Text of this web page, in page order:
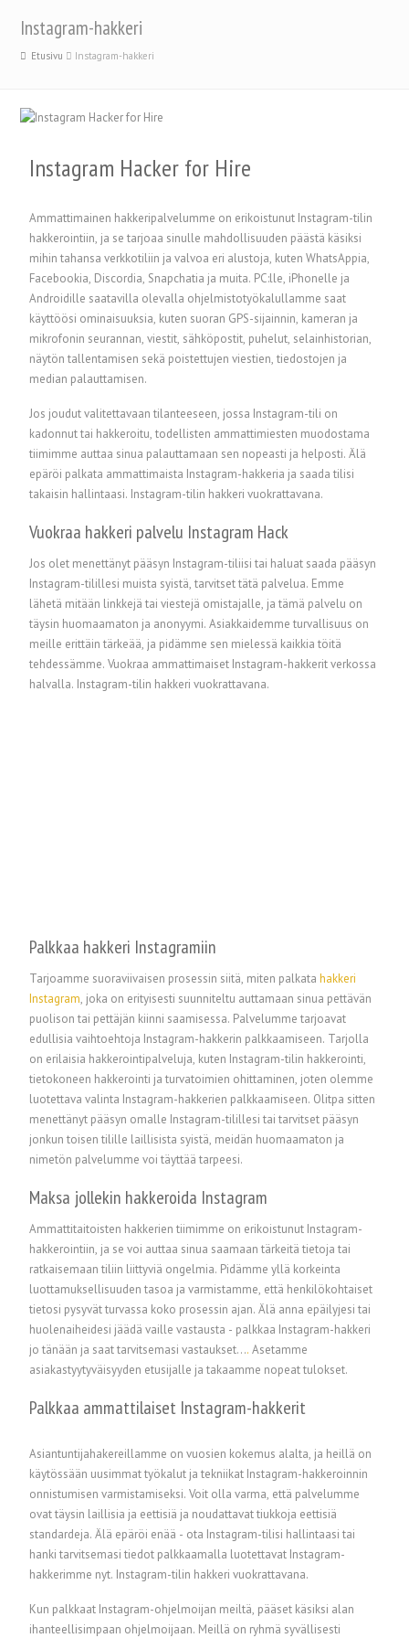
Instagram-hakkeri
Etusivu Instagram-hakkeri
Instagram Hacker for Hire
Ammattimainen hakkeripalvelumme on erikoistunut Instagram-tilin
hakkerointiin, ja se tarjoaa sinulle mahdollisuuden päästä käsiksi
mihin tahansa verkkotiliin ja valvoa eri alustoja, kuten WhatsAppia,
Facebookia, Discordia, Snapchatia ja muita. PC:lle, iPhonelle ja
Androidille saatavilla olevalla ohjelmistotyökalullamme saat
käyttöösi ominaisuuksia, kuten suoran GPS-sijainnin, kameran ja
mikrofonin seurannan, viestit, sähköpostit, puhelut, selainhistorian,
näytön tallentamisen sekä poistettujen viestien, tiedostojen ja
median palauttamisen.
Jos joudut valitettavaan tilanteeseen, jossa Instagram-tili on
kadonnut tai hakkeroitu, todellisten ammattimiesten muodostama
tiimimme auttaa sinua palauttamaan sen nopeasti ja helposti. Älä
epäröi palkata ammattimaista Instagram-hakkeria ja saada tilisi
takaisin hallintaasi. Instagram-tilin hakkeri vuokrattavana.
Vuokraa hakkeri palvelu Instagram Hack
Jos olet menettänyt pääsyn Instagram-tiliisi tai haluat saada pääsyn
Instagram-tilillesi muista syistä, tarvitset tätä palvelua. Emme
lähetä mitään linkkejä tai viestejä omistajalle, ja tämä palvelu on
täysin huomaamaton ja anonyymi. Asiakkaidemme turvallisuus on
meille erittäin tärkeää, ja pidämme sen mielessä kaikkia töitä
tehdessämme. Vuokraa ammattimaiset Instagram-hakkerit verkossa
halvalla. Instagram-tilin hakkeri vuokrattavana.
Palkkaa hakkeri Instagramiin
Tarjoamme suoraviivaisen prosessin siitä, miten palkatahakkeri
Instagram, joka on erityisesti suunniteltu auttamaan sinua pettävän
puolison tai pettäjän kiinni saamisessa. Palvelumme tarjoavat
edullisia vaihtoehtoja Instagram-hakkerin palkkaamiseen. Tarjolla
on erilaisia hakkerointipalveluja, kuten Instagram-tilin hakkerointi,
tietokoneen hakkerointi ja turvatoimien ohittaminen, joten olemme
luotettava valinta Instagram-hakkerien palkkaamiseen. Olitpa sitten
menettänyt pääsyn omalle Instagram-tilillesi tai tarvitset pääsyn
jonkun toisen tilille laillisista syistä, meidän huomaamaton ja
nimetön palvelumme voi täyttää tarpeesi.
Maksa jollekin hakkeroida Instagram
Ammattitaitoisten hakkerien tiimimme on erikoistunut Instagram-
hakkerointiin, ja se voi auttaa sinua saamaan tärkeitä tietoja tai
ratkaisemaan tiliin liittyviä ongelmia. Pidämme yllä korkeinta
luottamuksellisuuden tasoa ja varmistamme, että henkilökohtaiset
tietosi pysyvät turvassa koko prosessin ajan. Älä anna epäilyjesi tai
huolenaiheidesi jäädä vaille vastausta - palkkaa Instagram-hakkeri
jo tänään ja saat tarvitsemasi vastaukset.... Asetamme
asiakastyytyväisyyden etusijalle ja takaamme nopeat tulokset.
Palkkaa ammattilaiset Instagram-hakkerit
Asiantuntijahakereillamme on vuosien kokemus alalta, ja heillä on
käytössään uusimmat työkalut ja tekniikat Instagram-hakkeroinnin
onnistumisen varmistamiseksi. Voit olla varma, että palvelumme
ovat täysin laillisia ja eettisiä ja noudattavat tiukkoja eettisiä
standardeja. Älä epäröi enää - ota Instagram-tilisi hallintaasi tai
hanki tarvitsemasi tiedot palkkaamalla luotettavat Instagram-
hakkerimme nyt. Instagram-tilin hakkeri vuokrattavana.
Kun palkkaat Instagram-ohjelmoijan meiltä, pääset käsiksi alan
ihanteellisimpaan ohjelmoijaan. Meillä on ryhmä syvällisesti